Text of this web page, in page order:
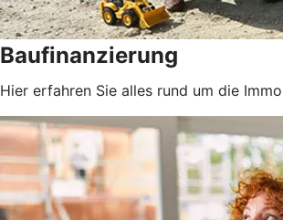
Baufinanzierung
Hier erfahren Sie alles rund um die